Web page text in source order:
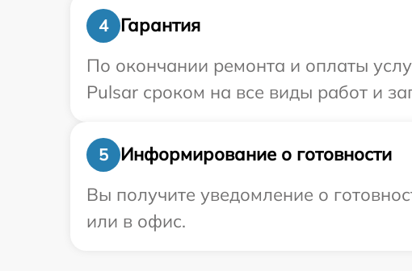
4
Гарантия
По окончании ремонта и оплаты
Pulsar сроком на все виды работ и
5
Информирование о готовности
Вы получите уведомление о
или в офис.